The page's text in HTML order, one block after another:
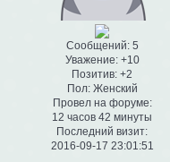
Сообщений:5
Уважение: +10
Позитив: +2
Пол:Женский
Провел на форуме:
12 часов 42 минуты
Последний визит:
2016-09-17 23:01:51